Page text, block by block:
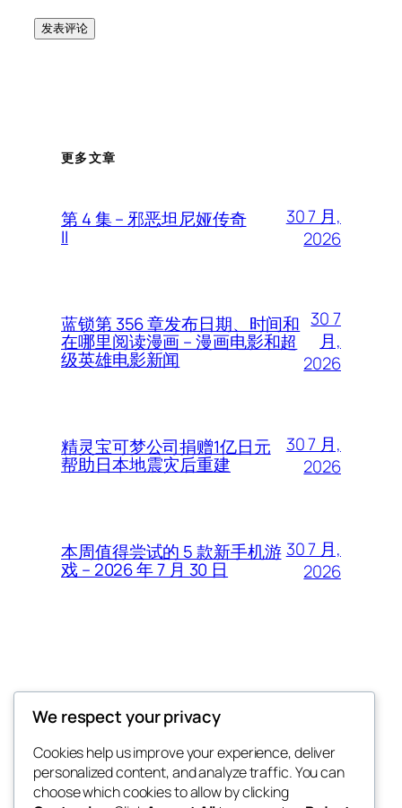
更多文章
第 4 集 – 邪恶坦尼娅传奇
II
30 7 月,
2026
蓝锁第 356 章发布日期、时间和
在哪里阅读漫画 – 漫画电影和超
级英雄电影新闻
30 7
月,
2026
精灵宝可梦公司捐赠1亿日元
帮助日本地震灾后重建
30 7 月,
2026
本周值得尝试的 5 款新手机游
戏 – 2026 年 7 月 30 日
30 7 月,
2026
Thunder Feeds
你最喜欢的电子游戏和攻略杂志
We respect your privacy
Cookies help us improve your experience, deliver
personalized content, and analyze traffic. You can
choose which cookies to allow by clicking